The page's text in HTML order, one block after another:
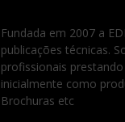
Fundada em 2007 a
publicações técnicas.
profissionais
inicialmente como
Brochuras etc